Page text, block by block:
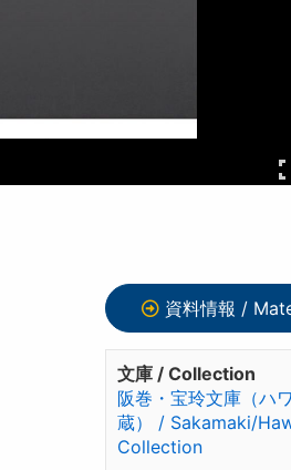
資料情報 /
文庫 / Collection
阪巻・宝玲文庫（ハ
蔵） / Sakamaki/
Collection